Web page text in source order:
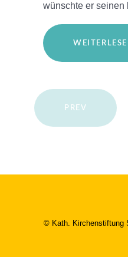
wünschte er seinen
PREV
© Kath. Kirchenstiftung